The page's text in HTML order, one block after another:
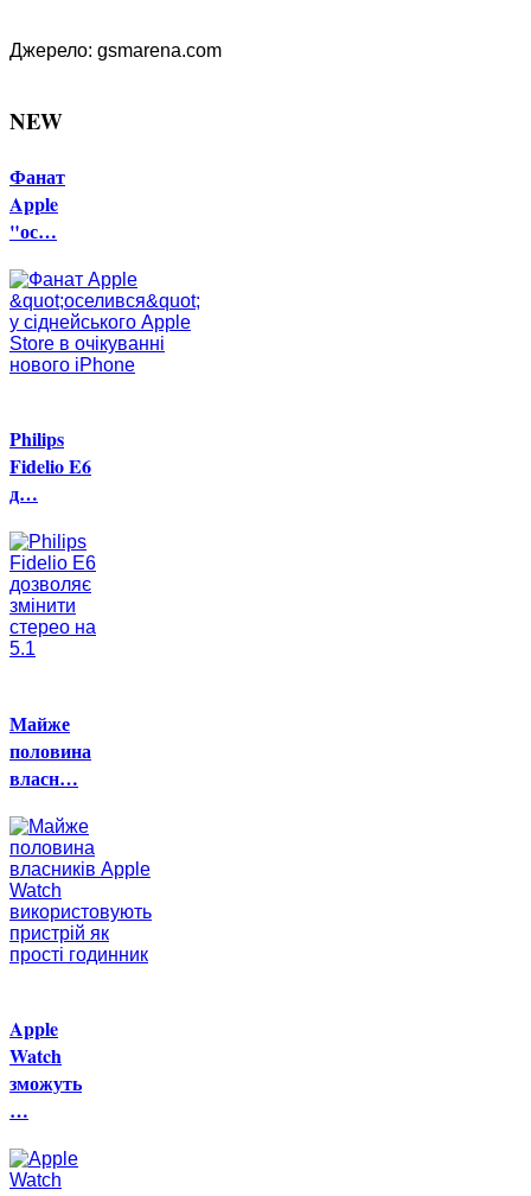
Джерело: gsmarena.com
NEW
Фанат
Apple
"ос…
Philips
Fidelio E6
д…
Майже
половина
власн…
Apple
Watch
зможуть
…